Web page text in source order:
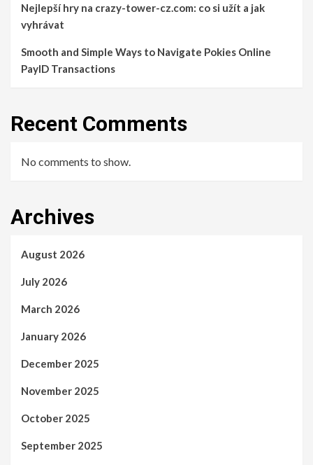
Nejlepší hry na crazy-tower-cz.com: co si užít a jak
vyhrávat
Smooth and Simple Ways to Navigate Pokies Online
PayID Transactions
Recent Comments
No comments to show.
Archives
August 2026
July 2026
March 2026
January 2026
December 2025
November 2025
October 2025
September 2025